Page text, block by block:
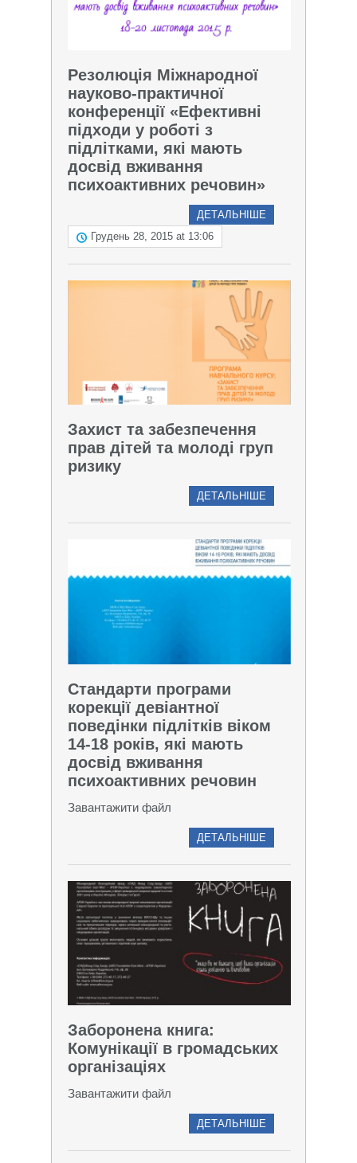
Резолюція Міжнародної
науково-практичної
конференції «Ефективні
підходи у роботі з
підлітками, які мають
досвід вживання
психоактивних речовин»
ДЕТАЛЬНІШЕ
Грудень 28, 2015 at 13:06
Захист та забезпечення
прав дітей та молоді груп
ризику
ДЕТАЛЬНІШЕ
Стандарти програми
корекції девіантної
поведінки підлітків віком
14-18 років, які мають
досвід вживання
психоактивних речовин
Завантажити файл
ДЕТАЛЬНІШЕ
Заборонена книга:
Комунікації в громадських
організаціях
Завантажити файл
ДЕТАЛЬНІШЕ